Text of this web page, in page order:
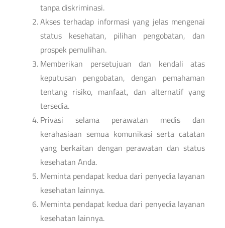
tanpa diskriminasi.
Akses terhadap informasi yang jelas mengenai
status kesehatan, pilihan pengobatan, dan
prospek pemulihan.
Memberikan persetujuan dan kendali atas
keputusan pengobatan, dengan pemahaman
tentang risiko, manfaat, dan alternatif yang
tersedia.
Privasi selama perawatan medis dan
kerahasiaan semua komunikasi serta catatan
yang berkaitan dengan perawatan dan status
kesehatan Anda.
Meminta pendapat kedua dari penyedia layanan
kesehatan lainnya.
Meminta pendapat kedua dari penyedia layanan
kesehatan lainnya.